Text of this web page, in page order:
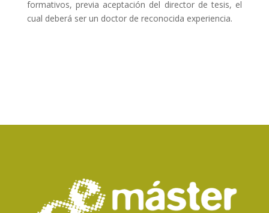
formativos, previa aceptación del director de tesis, el
cual deberá ser un doctor de reconocida experiencia.